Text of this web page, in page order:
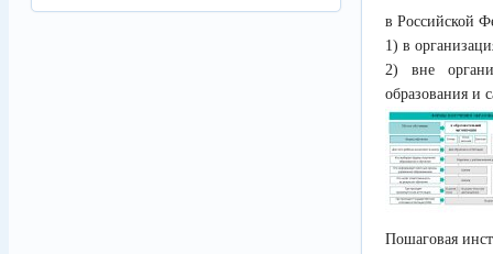
в Российской
1) в
2) вне
образования и
Пошаговая